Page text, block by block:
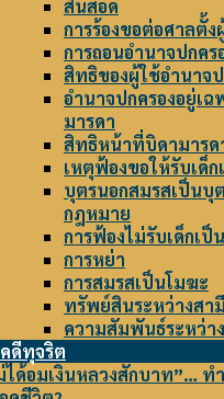
สินสอด
การร้องขอต่อศาลตั้ง
การถอนอำนาจปกคร
สิทธิของผู้ใช้อำนาจ
อำนาจปกครองอยู่เ
มารดา
สิทธิหน้าที่บิดามารด
เหตุฟ้องขอให้รับเด็
บุตรนอกสมรสเป็นบุ
กฎหมาย
การฟ้องไม่รับเด็กเป็
การหย่า
การสมรสเป็นโมฆะ
ทรัพย์สินระหว่างสา
ความสัมพันธ์ระหว่า
ดีทุจริต
ได้อมเงินหลวงสักบาท”… ท